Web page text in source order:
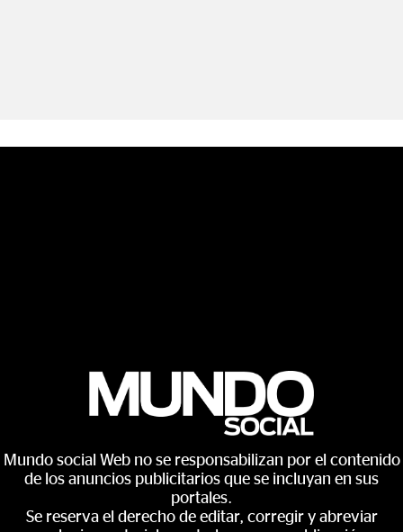
Mundo social Web no se responsabilizan por el contenido
de los anuncios publicitarios que se incluyan en sus
portales.
Se reserva el derecho de editar, corregir y abreviar